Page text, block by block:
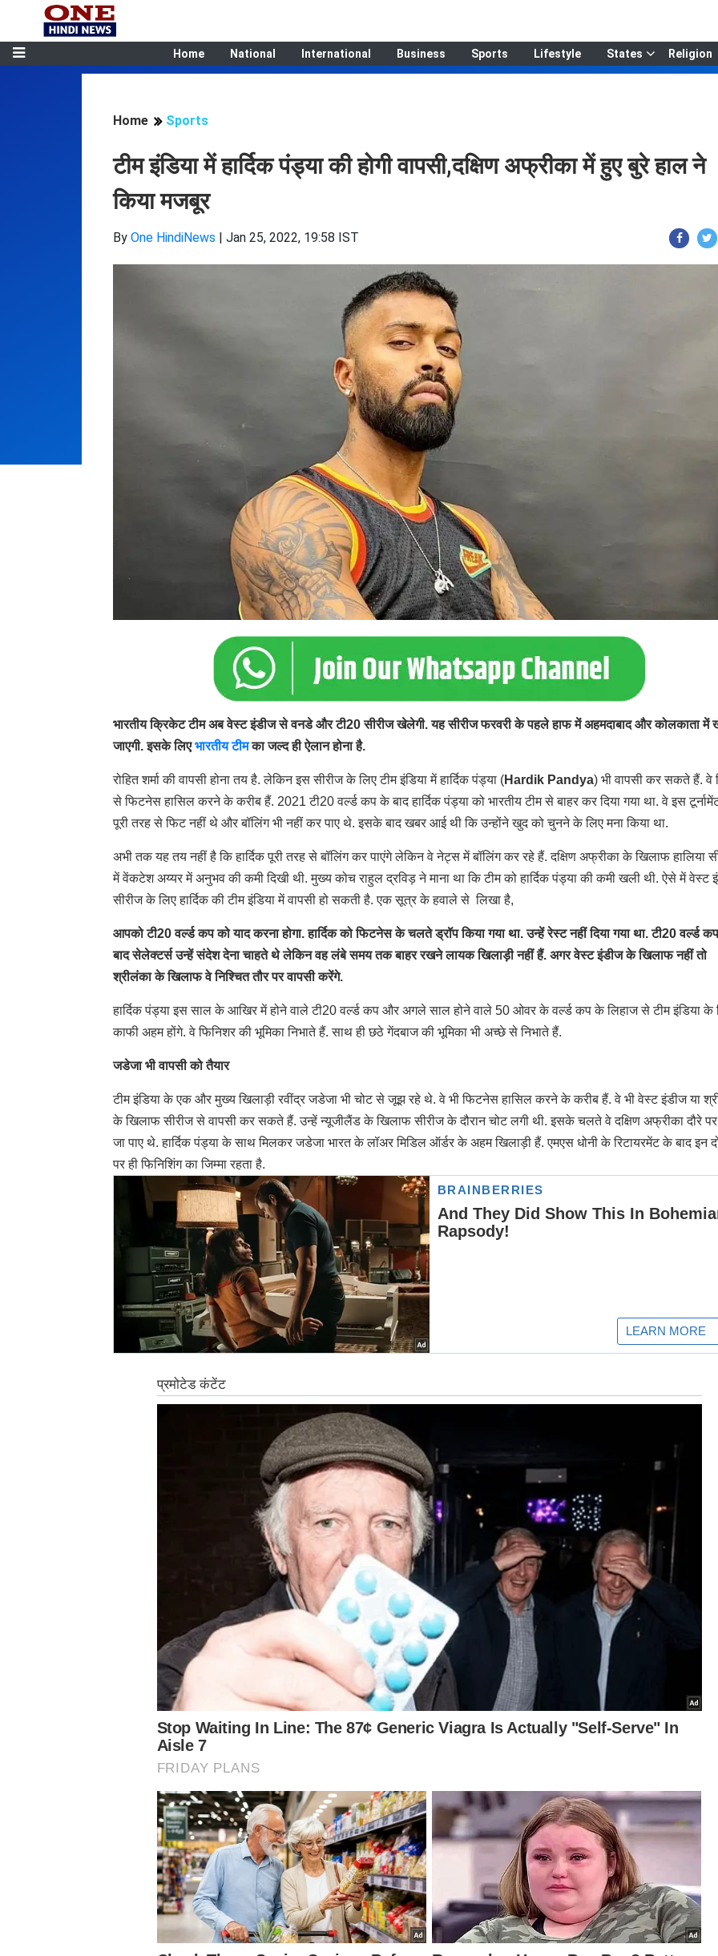
Home National International Business Sports Lifestyle States Religion
Home Sports
टीम इंडिया में हार्दिक पंड्या की होगी वापसी,दक्षिण अफ्रीका में हुए बुरे हाल ने
किया मजबूर
By One HindiNews | Jan 25, 2022, 19:58 IST
भारतीय क्रिकेट टीम अब वेस्ट इंडीज से वनडे और टी20 सीरीज खेलेगी. यह सीरीज फरवरी के पहले हाफ में अहमदाबाद और कोलकाता में
जाएगी. इसके लिएभारतीय टीम का जल्द ही ऐलान होना है.
रोहित शर्मा की वापसी होना तय है. लेकिन इस सीरीज के लिए टीम इंडिया में हार्दिक पंड्या (Hardik Pandya) भी वापसी कर सकते हैं. वे
से फिटनेस हासिल करने के करीब हैं. 2021 टी20 वर्ल्ड कप के बाद हार्दिक पंड्या को भारतीय टीम से बाहर कर दिया गया था. वे इस
पूरी तरह से फिट नहीं थे और बॉलिंग भी नहीं कर पाए थे. इसके बाद खबर आई थी कि उन्होंने खुद को चुनने के लिए मना किया था.
अभी तक यह तय नहीं है कि हार्दिक पूरी तरह से बॉलिंग कर पाएंगे लेकिन वे नेट्स में बॉलिंग कर रहे हैं. दक्षिण अफ्रीका के खिलाफ हालिया
में वेंकटेश अय्यर में अनुभव की कमी दिखी थी. मुख्य कोच राहुल द्रविड़ ने माना था कि टीम को हार्दिक पंड्या की कमी खली थी. ऐसे में वेस्ट
सीरीज के लिए हार्दिक की टीम इंडिया में वापसी हो सकती है. एक सूत्र के हवाले से लिखा है,
आपको टी20 वर्ल्ड कप को याद करना होगा. हार्दिक को फिटनेस के चलते ड्रॉप किया गया था. उन्हें रेस्ट नहीं दिया गया था. टी20 वर्ल्ड
बाद सेलेक्टर्स उन्हें संदेश देना चाहते थे लेकिन वह लंबे समय तक बाहर रखने लायक खिलाड़ी नहीं हैं. अगर वेस्ट इंडीज के खिलाफ नहीं तो
श्रीलंका के खिलाफ वे निश्चित तौर पर वापसी करेंगे.
हार्दिक पंड्या इस साल के आखिर में होने वाले टी20 वर्ल्ड कप और अगले साल होने वाले 50 ओवर के वर्ल्ड कप के लिहाज से टीम इंडिया के
काफी अहम होंगे. वे फिनिशर की भूमिका निभाते हैं. साथ ही छठे गेंदबाज की भूमिका भी अच्छे से निभाते हैं.
जडेजा भी वापसी को तैयार
टीम इंडिया के एक और मुख्य खिलाड़ी रवींद्र जडेजा भी चोट से जूझ रहे थे. वे भी फिटनेस हासिल करने के करीब हैं. वे भी वेस्ट इंडीज या
के खिलाफ सीरीज से वापसी कर सकते हैं. उन्हें न्यूजीलैंड के खिलाफ सीरीज के दौरान चोट लगी थी. इसके चलते वे दक्षिण अफ्रीका दौरे पर
जा पाए थे. हार्दिक पंड्या के साथ मिलकर जडेजा भारत के लॉअर मिडिल ऑर्डर के अहम खिलाड़ी हैं. एमएस धोनी के रिटायरमेंट के बाद इन
पर ही फिनिशिंग का जिम्मा रहता है.